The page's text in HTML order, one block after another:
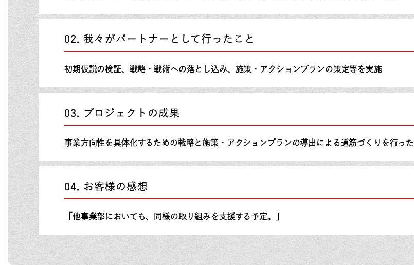
我々がパートナーとして行ったこと
初期仮説の検証、戦略・戦術への落とし込み、施策・アクションプランの策定等を実施
プロジェクトの成果
事業方向性を具体化するための戦略と施策・アクションプランの導出による道筋づくりを行った
お客様の感想
「他事業部においても、同様の取り組みを支援する予定。」